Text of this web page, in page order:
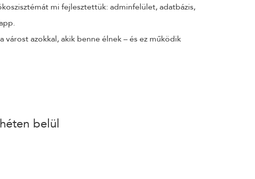
mi fejlesztettük: adminfelület, adatbázis,
várost azokkal, akik benne élnek – és ez működik
belül